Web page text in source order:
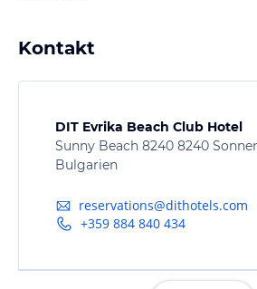
Kontakt
DIT Evrika Beach Club Hotel
Sunny Beach 8240 8240
Bulgarien
reservations@dithotels.com
+359 884 840 434